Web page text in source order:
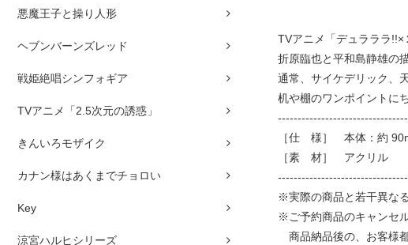
悪魔王子と操り人形
ヘブンバーンズレッド
戦姫絶唱シンフォギア
TVアニメ「2.5次元の誘惑」
きんいろモザイク
カナン様はあくまでチョロい
Key
涼宮ハルヒシリーズ
TVアニメ「デュラララ!!×
折原臨也と平和島静雄の
通常、サイケデリック、
机や棚のワンポイントに
［仕 様］ 本体：約
［素 材］ アクリル
※実際の商品と若干異な
※ご予約商品のキャンセ
商品納品後の、お客様